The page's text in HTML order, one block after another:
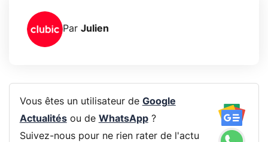
Par Julien
Vous êtes un utilisateur de Google
Actualitésou de WhatsApp?
Suivez-nous pour ne rien rater de l'actu